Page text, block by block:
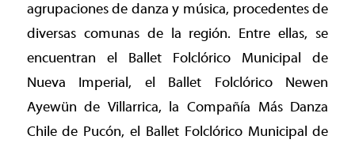
agrupaciones de danza y música, procedentes de
diversas comunas de la región. Entre ellas, se
encuentran el Ballet Folclórico Municipal de
Nueva Imperial, el Ballet Folclórico Newen
Ayewün de Villarrica, la Compañía Más Danza
Chile de Pucón, el Ballet Folclórico Municipal de